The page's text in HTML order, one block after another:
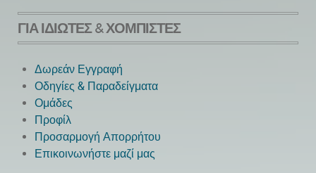
ΓΙΑ ΙΔΙΏΤΕΣ & ΧΟΜΠΊΣΤΕΣ
Δωρεάν Εγγραφή
Οδηγίες & Παραδείγματα
Ομάδες
Προφίλ
Προσαρμογή Απορρήτου
Επικοινωνήστε μαζί μας